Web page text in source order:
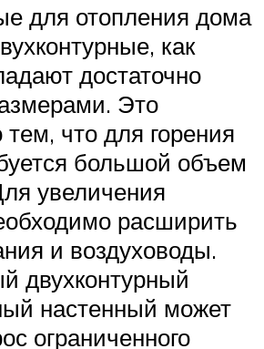
для отопления дома
как
достаточно
Это
что для горения
большой объем
увеличения
расширить
и воздуховоды.
двухконтурный
настенный может
ограниченного